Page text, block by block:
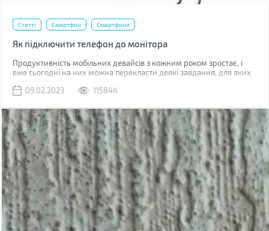
Статті Смартфон Смартфони
Як підключити телефон до монітора
Продуктивність мобільних девайсів з кожним роком зростає, і
вже сьогодні на них можна перекласти деякі завдання, для яких
09.02.2023
115844